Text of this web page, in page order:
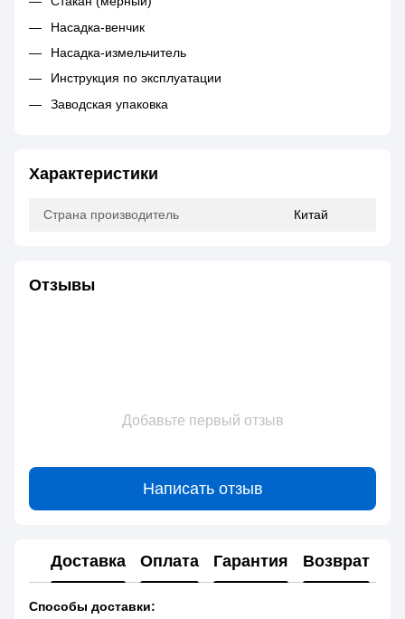
Насадка-венчик
Насадка-измельчитель
Инструкция по эксплуатации
Заводская упаковка
Характеристики
Страна производитель Китай
Отзывы
Добавьте первый отзыв
Написать отзыв
Доставка Оплата Гарантия Возврат
Способы доставки: